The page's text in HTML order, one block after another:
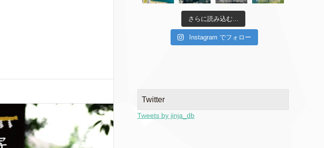
さらに読み込む...
Instagram でフォロー
Twitter
Tweets by jinja_db